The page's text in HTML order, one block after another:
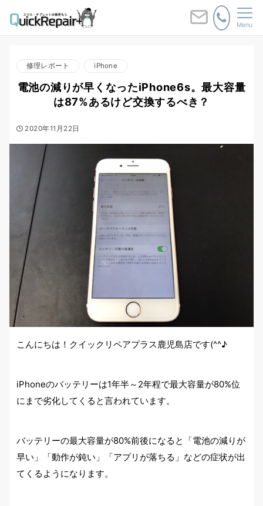
Menu
修理レポート iPhone
電池の減りが早くなったiPhone6s。最大容量
は87%あるけど交換するべき？
2020年11月22日
こんにちは！クイックリペアプラス鹿児島店です(^^♪
iPhoneのバッテリーは1年半～2年程で最大容量が80%位
にまで劣化してくると言われています。
バッテリーの最大容量が80%前後になると「電池の減りが
早い」「動作が鈍い」「アプリが落ちる」などの症状が出
てくるようになります。